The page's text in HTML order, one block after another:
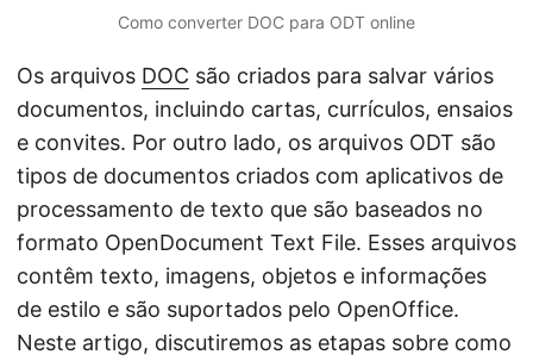
Como converter DOC para ODT online
Os arquivos DOC são criados para salvar vários
documentos, incluindo cartas, currículos, ensaios
e convites. Por outro lado, os arquivos ODT são
tipos de documentos criados com aplicativos de
processamento de texto que são baseados no
formato OpenDocument Text File. Esses arquivos
contêm texto, imagens, objetos e informações
de estilo e são suportados pelo OpenOffice.
Neste artigo, discutiremos as etapas sobre como